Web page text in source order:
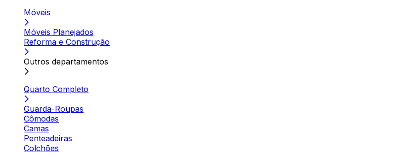
Móveis
Móveis Planejados
Reforma e Construção
Outros departamentos
Quarto Completo
Guarda-Roupas
Cômodas
Camas
Penteadeiras
Colchões